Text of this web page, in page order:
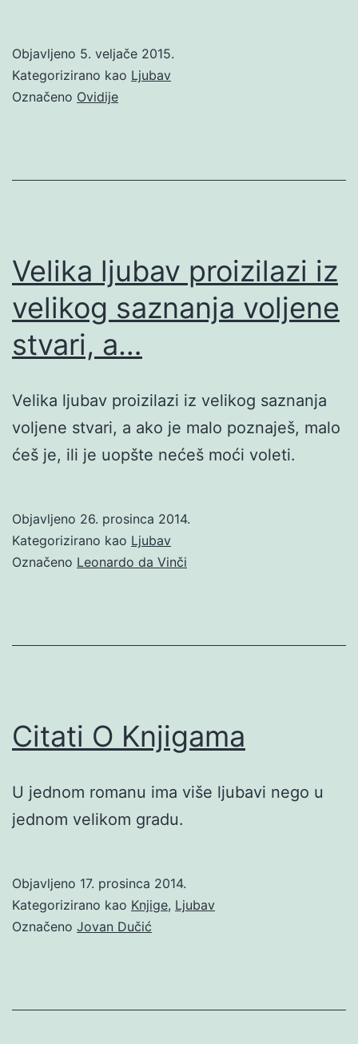
Objavljeno 5. veljače 2015.
Kategorizirano kao Ljubav
Označeno Ovidije
Velika ljubav proizilazi iz
velikog saznanja voljene
stvari, a…
Velika ljubav proizilazi iz velikog saznanja
voljene stvari, a ako je malo poznaješ, malo
ćeš je, ili je uopšte nećeš moći voleti.
Objavljeno 26. prosinca 2014.
Kategorizirano kao Ljubav
Označeno Leonardo da Vinči
Citati O Knjigama
U jednom romanu ima više ljubavi nego u
jednom velikom gradu.
Objavljeno 17. prosinca 2014.
Kategorizirano kao Knjige, Ljubav
Označeno Jovan Dučić